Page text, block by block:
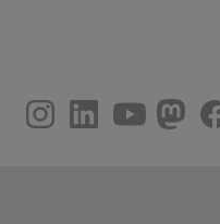
youtube
helmholtz.social
facebook